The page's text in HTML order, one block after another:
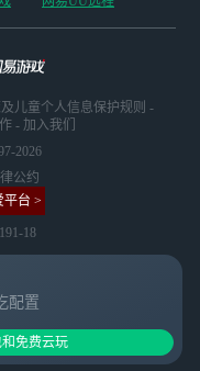
配置
免费云玩
儿童个人信息保护规则 -
- 加入我们
2026
公约
平台 >
18